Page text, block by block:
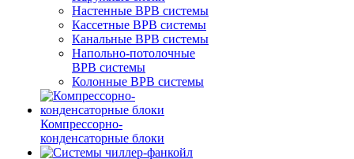
Настенные ВРВ системы
Кассетные ВРВ системы
Канальные ВРВ системы
Напольно-потолочные
ВРВ системы
Колонные ВРВ системы
Компрессорно-
конденсаторные блоки